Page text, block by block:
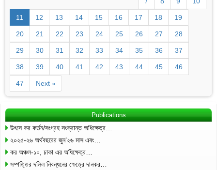
11 12 13 14 15 16 17 18 19
20 21 22 23 24 25 26 27 28
29 30 31 32 33 34 35 36 37
38 39 40 41 42 43 44 45 46
47 Next »
Publications
উৎসে কর কর্তন/সংগ্রহ সংক্রান্ত অধিক্ষেত্র…
২০২৫-২৬ অর্থবছরের জুন’২৬ মাস এবং…
কর অঞ্চল-১০, ঢাকা এর অধিক্ষেত্র…
সম্পত্তির দলিল নিবন্ধনের ক্ষেত্রে দানকর…